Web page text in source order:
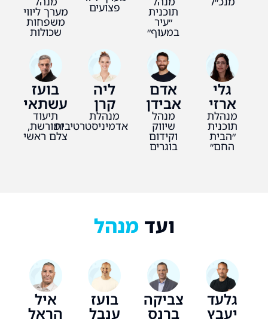
תוכנית
״עיר
במעוף״
פצועים מערך ליווי
משפחות
שכולות
גלי
ארזי
מנהלת
תוכנית
״הבית
החם״
אדם
אבידן
מנהל
שיווק
וקידום
בוגרים
ליה
קרן
מנהלת
אדמיניסטרטיבית
בועז
עשתאי
תיעוד
ומורשת,
צלם ראשי
ועדמנהל
גלעד
יעבץ
צביקה
ברנס
בועז
ענבל
איל
הראל